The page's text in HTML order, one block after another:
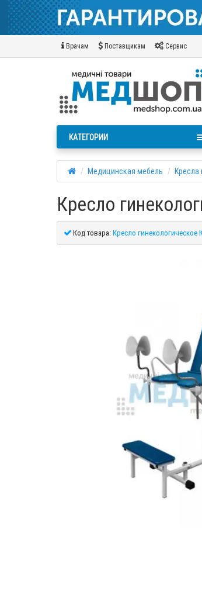
Врачам Поставщикам Сервис
КАТЕГОРИИ
Медицинская мебель Кресла
Кресло
Код товара:Кресло гинекологическое